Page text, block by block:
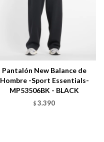
Pantalón New Balance de
Hombre -Sport Essentials-
MP53506BK - BLACK
$ 3.390